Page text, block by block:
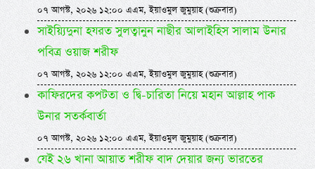
০৭ আগস্ট, ২০২৬ ১২:০০ এএম, ইয়াওমুল জুমুয়াহ (শুক্রবার)
সাইয়্যিদুনা হযরত সুলত্বানুন নাছীর আলাইহিস সালাম উনার
পবিত্র ওয়াজ শরীফ
০৭ আগস্ট, ২০২৬ ১২:০০ এএম, ইয়াওমুল জুমুয়াহ (শুক্রবার)
কাফিরদের কপটতা ও দ্বি-চারিতা নিয়ে মহান আল্লাহ পাক
উনার সতর্কবার্তা
০৭ আগস্ট, ২০২৬ ১২:০০ এএম, ইয়াওমুল জুমুয়াহ (শুক্রবার)
যেই ২৬ খানা আয়াত শরীফ বাদ দেয়ার জন্য ভারতের